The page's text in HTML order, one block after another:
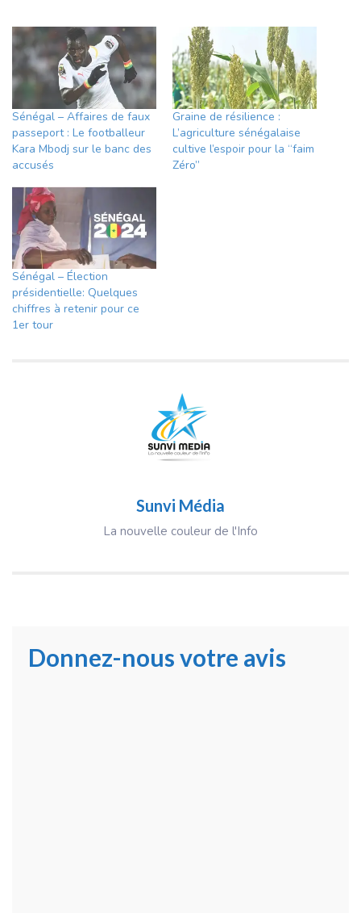
Sénégal – Affaires de faux
passeport : Le footballeur
Kara Mbodj sur le banc des
accusés
Graine de résilience :
L’agriculture sénégalaise
cultive l’espoir pour la “faim
Zéro”
Sénégal – Élection
présidentielle: Quelques
chiffres à retenir pour ce
1er tour
Sunvi Média
La nouvelle couleur de l'Info
Donnez-nous votre avis